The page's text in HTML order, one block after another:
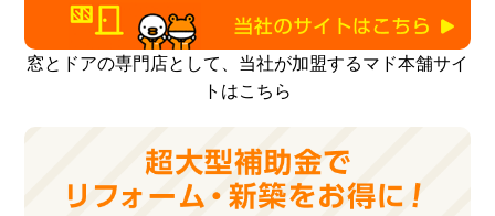
窓とドアの専門店として、当社が加盟するマド本舗サイ
トはこちら